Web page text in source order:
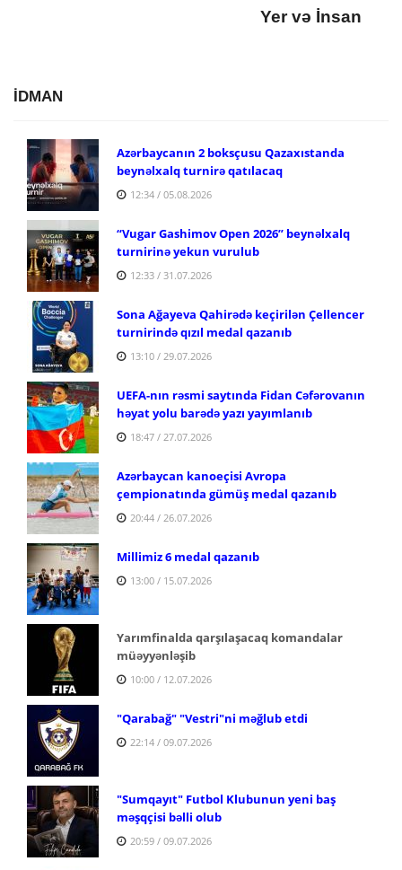
Yer və İnsan
İDMAN
Azərbaycanın 2 boksçusu Qazaxıstanda
beynəlxalq turnirə qatılacaq
12:34 / 05.08.2026
“Vugar Gashimov Open 2026” beynəlxalq
turnirinə yekun vurulub
12:33 / 31.07.2026
Sona Ağayeva Qahirədə keçirilən Çellencer
turnirində qızıl medal qazanıb
13:10 / 29.07.2026
UEFA-nın rəsmi saytında Fidan Cəfərovanın
həyat yolu barədə yazı yayımlanıb
18:47 / 27.07.2026
Azərbaycan kanoeçisi Avropa
çempionatında gümüş medal qazanıb
20:44 / 26.07.2026
Millimiz 6 medal qazanıb
13:00 / 15.07.2026
Yarımfinalda qarşılaşacaq komandalar
müəyyənləşib
10:00 / 12.07.2026
"Qarabağ" "Vestri"ni məğlub etdi
22:14 / 09.07.2026
"Sumqayıt" Futbol Klubunun yeni baş
məşqçisi bəlli olub
20:59 / 09.07.2026